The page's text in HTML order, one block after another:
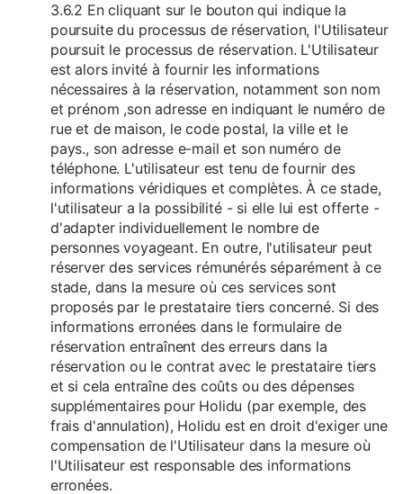
3.6.2 En cliquant sur le bouton qui indique la
poursuite du processus de réservation, l'Utilisateur
poursuit le processus de réservation. L'Utilisateur
est alors invité à fournir les informations
nécessaires à la réservation, notamment son nom
et prénom ,son adresse en indiquant le numéro de
rue et de maison, le code postal, la ville et le
pays., son adresse e-mail et son numéro de
téléphone. L'utilisateur est tenu de fournir des
informations véridiques et complètes. À ce stade,
l'utilisateur a la possibilité - si elle lui est offerte -
d'adapter individuellement le nombre de
personnes voyageant. En outre, l'utilisateur peut
réserver des services rémunérés séparément à ce
stade, dans la mesure où ces services sont
proposés par le prestataire tiers concerné. Si des
informations erronées dans le formulaire de
réservation entraînent des erreurs dans la
réservation ou le contrat avec le prestataire tiers
et si cela entraîne des coûts ou des dépenses
supplémentaires pour Holidu (par exemple, des
frais d'annulation), Holidu est en droit d'exiger une
compensation de l'Utilisateur dans la mesure où
l'Utilisateur est responsable des informations
erronées.